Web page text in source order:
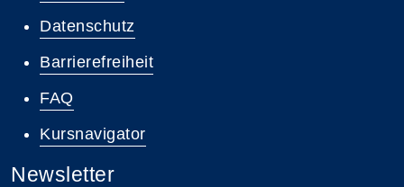
Datenschutz
Barrierefreiheit
FAQ
Kursnavigator
Newsletter